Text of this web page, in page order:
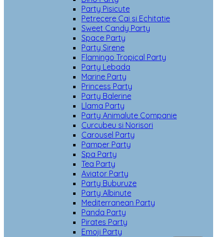
Party Pisicute
Petrecere Cai si Echitatie
Sweet Candy Party
Space Party
Party Sirene
Flamingo Tropical Party
Party Lebada
Marine Party
Princess Party
Party Balerine
Llama Party
Party Animalute Companie
Curcubeu si Norisori
Carousel Party
Pamper Party
Spa Party
Tea Party
Aviator Party
Party Buburuze
Party Albinute
Mediterranean Party
Panda Party
Pirates Party
Emoji Party